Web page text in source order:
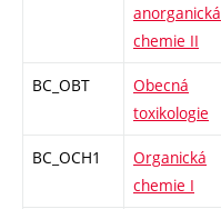
anorganická
chemie II
BC_OBT
Obecná
toxikologie
BC_OCH1
Organická
chemie I